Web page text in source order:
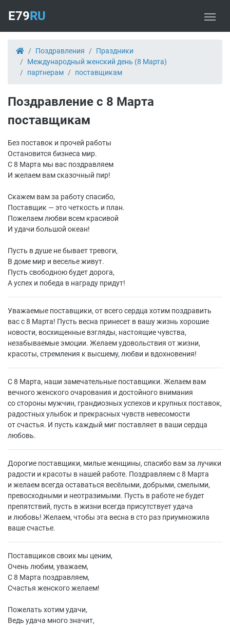
E79RU
Поздравления
Праздники
Международный женский день (8 Марта)
партнерам
поставщикам
Поздравление с 8 Марта
поставщикам
Без поставок и прочей работы
Остановится бизнеса мир.
С 8 Марта мы вас поздравляем
И желаем вам сказочный пир!
Скажем вам за работу спасибо,
Поставщик — это четкость и план.
Пожелаем любви всем красивой
И удачи большой океан!
Пусть в душе не бывает тревоги,
В доме мир и веселье живут.
Пусть свободною будет дорога,
А успех и победа в награду придут!
Уважаемые поставщики, от всего сердца хотим поздравить
вас с 8 Марта! Пусть весна принесет в вашу жизнь хорошие
новости, восхищенные взгляды, настоящие чувства,
незабываемые эмоции. Желаем удовольствия от жизни,
красоты, стремления к высшему, любви и вдохновения!
С 8 Марта, наши замечательные поставщики. Желаем вам
вечного женского очарования и достойного внимания
со стороны мужчин, грандиозных успехов и крупных поставок,
радостных улыбок и прекрасных чувств невесомости
от счастья. И пусть каждый миг поставляет в ваши сердца
любовь.
Дорогие поставщики, милые женщины, спасибо вам за лучики
радости и красоты в нашей работе. Поздравляем с 8 Марта
и желаем всегда оставаться весёлыми, добрыми, смелыми,
превосходными и неотразимыми. Пусть в работе не будет
препятствий, пусть в жизни всегда присутствует удача
и любовь! Желаем, чтобы эта весна в сто раз приумножила
ваше счастье.
Поставщиков своих мы ценим,
Очень любим, уважаем,
С 8 Марта поздравляем,
Счастья женского желаем!
Пожелать хотим удачи,
Ведь удача много значит,